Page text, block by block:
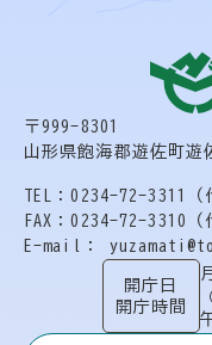
〒999-8301
山形県飽海郡遊佐町遊
TEL：0234-72-3311
FAX：0234-72-3310（
E-mail：
開庁日
開庁時間